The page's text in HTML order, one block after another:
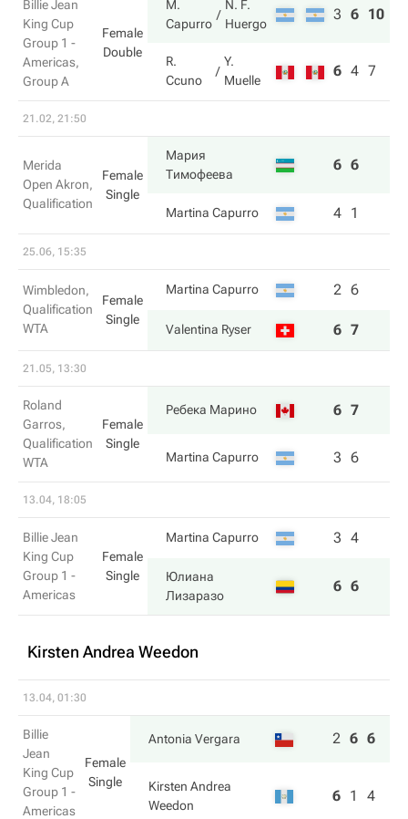
Billie Jean
King Cup
Group 1 -
Americas,
Group A
Female
Double
M.
Capurro
N. F.
Huergo
3 6 10
R.
Ccuno
Y.
Muelle
6 4 7
21.02, 21:50
Merida
Open Akron,
Qualification
Female
Single
Мария
Тимофеева
6 6
Martina Capurro 4 1
25.06, 15:35
Wimbledon,
Qualification
WTA
Female
Single
Martina Capurro 2 6
Valentina Ryser 6 7
21.05, 13:30
Roland
Garros,
Qualification
WTA
Female
Single
Ребека Марино 6 7
Martina Capurro 3 6
13.04, 18:05
Billie Jean
King Cup
Group 1 -
Americas
Female
Single
Martina Capurro 3 4
Юлиана
Лизаразо
6 6
Kirsten Andrea Weedon
13.04, 01:30
Billie
Jean
King Cup
Group 1 -
Americas
Female
Single
Antonia Vergara 2 6 6
Kirsten Andrea
Weedon
6 1 4